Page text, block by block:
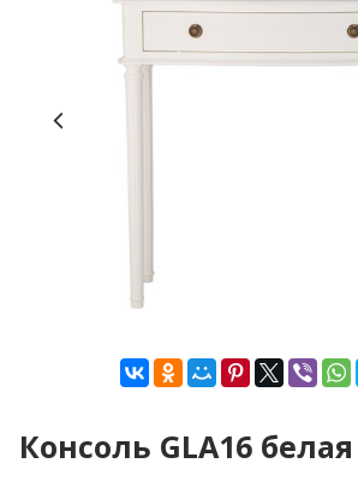
Консоль GLA16 белая